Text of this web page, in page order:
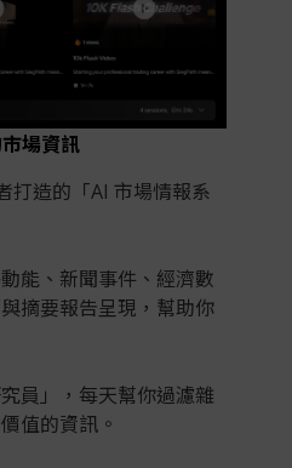
場資訊
打造的「AI 市場情報系
能、新聞事件、經濟數
摘要報告呈現，幫助你
員」，每天幫你過濾雜
值的資訊。